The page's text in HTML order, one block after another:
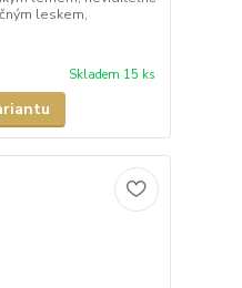
leskem,
Skladem 15 ks